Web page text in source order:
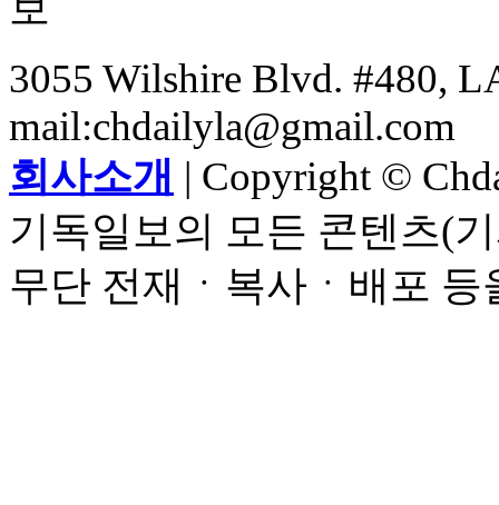
3055 Wilshire Blvd. #480,
mail:chdailyla@gmail.com
회사소개 | Copyright ©
기독일보의 모든 콘텐츠(
무단 전재ㆍ복사ㆍ배포 등